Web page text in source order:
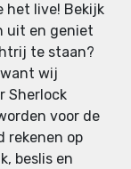
het live! Bekijk
uit en geniet
te staan?
want wij
Sherlock
voor de
rekenen op
beslis en